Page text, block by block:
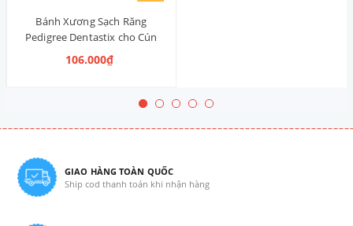
Bánh Xương Sạch Răng
Pedigree Dentastix cho Cún
vừa 210g (14 Thanh, Vị Truyền
Thống)
106.000₫
GIAO HÀNG TOÀN QUỐC
Ship cod thanh toán khi nhận hàng